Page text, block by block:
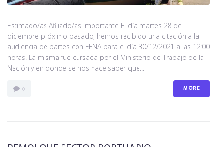
Estimado/as Afiliado/as Importante El día martes 28 de
diciembre próximo pasado, hemos recibido una citación a la
audiencia de partes con FENA para el día 30/12/2021 a las 12:00
horas. La misma fue cursada por el Ministerio de Trabajo de la
Nación y en donde se nos hace saber que...
0 MORE